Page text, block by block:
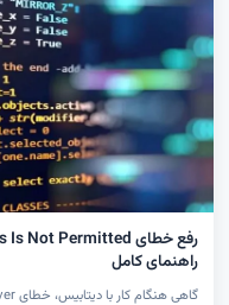
راهنمای کامل